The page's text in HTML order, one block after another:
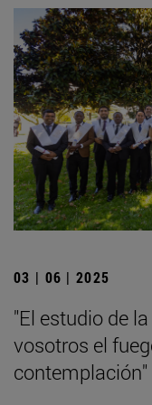
03 | 06 | 2025
"El estudio de
vosotros el
contemplación"